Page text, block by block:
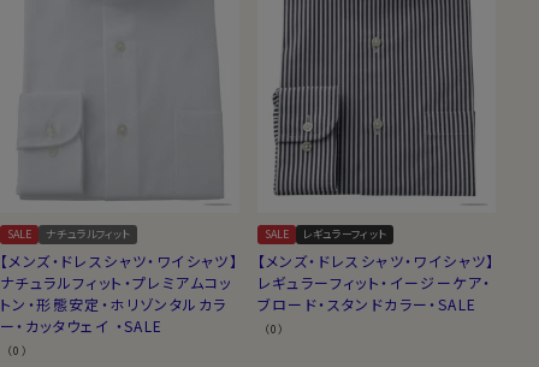
SALE ナチュラルフィット
【メンズ・ドレスシャツ・ワイシャツ】
ナチュラルフィット・プレミアムコッ
トン・形態安定・ホリゾンタルカラ
ー・カッタウェイ ・SALE
（0）
SALE レギュラーフィット
【メンズ・ドレスシャツ・ワイシャツ】
レギュラーフィット・イージーケア・
ブロード・スタンドカラー・SALE
（0）